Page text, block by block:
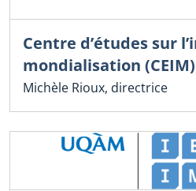
Centre d’études sur
mondialisation (CEIM)
Michèle Rioux, directrice